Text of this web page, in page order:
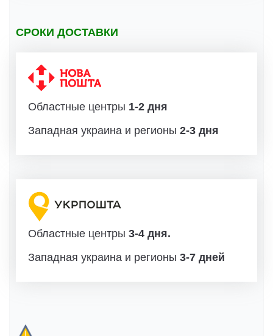
СРОКИ ДОСТАВКИ
Областные центры 1-2 дня
Западная украина и регионы 2-3 дня
Областные центры 3-4 дня.
Западная украина и регионы 3-7 дней